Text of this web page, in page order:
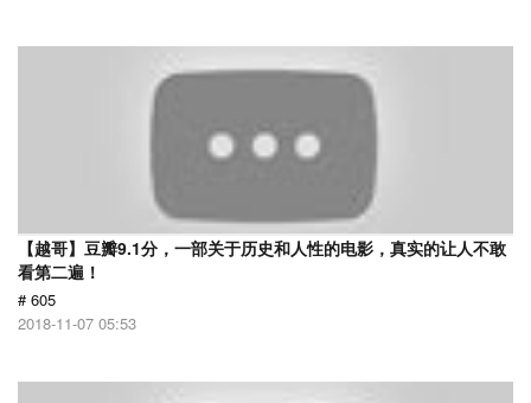
【越哥】豆瓣9.1分，一部关于历史和人性的电影，真实的让人不敢
看第二遍！
# 605
2018-11-07 05:53